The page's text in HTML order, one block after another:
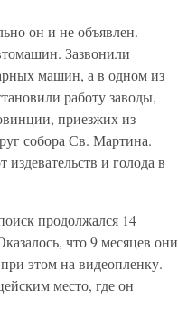
он и не объявлен.
Зазвонили
машин, а в одном из
работу заводы,
приезжих из
собора Св. Мартина.
и голода в
продолжался 14
что 9 месяцев они
этом на видеопленку.
место, где он